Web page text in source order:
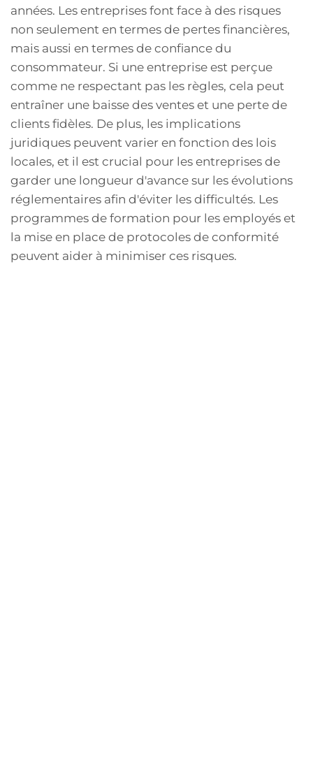
années. Les entreprises font face à des risques
non seulement en termes de pertes financières,
mais aussi en termes de confiance du
consommateur. Si une entreprise est perçue
comme ne respectant pas les règles, cela peut
entraîner une baisse des ventes et une perte de
clients fidèles. De plus, les implications
juridiques peuvent varier en fonction des lois
locales, et il est crucial pour les entreprises de
garder une longueur d'avance sur les évolutions
réglementaires afin d'éviter les difficultés. Les
programmes de formation pour les employés et
la mise en place de protocoles de conformité
peuvent aider à minimiser ces risques.